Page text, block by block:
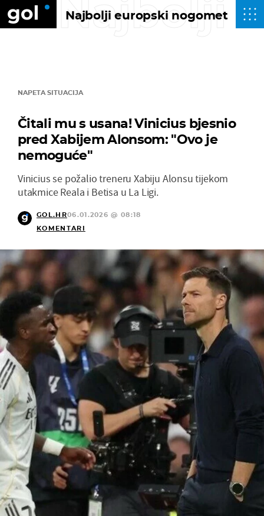
Najbolji europski nogomet
Najbolji
NAPETA SITUACIJA
Čitali mu s usana! Vinicius bjesnio
pred Xabijem Alonsom: "Ovo je
nemoguće"
Vinicius se požalio treneru Xabiju Alonsu tijekom
utakmice Reala i Betisa u La Ligi.
GOL.HR06.01.2026 @ 08:18
KOMENTARI